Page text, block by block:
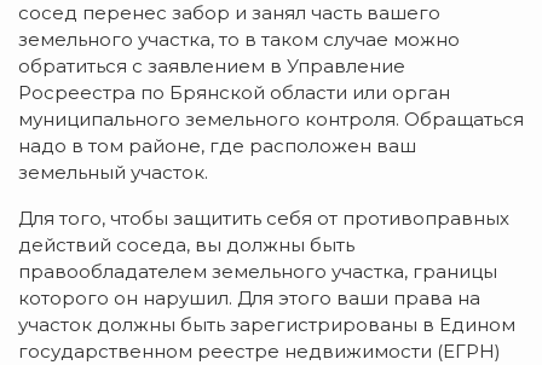
сосед перенес забор и занял часть вашего
земельного участка, то в таком случае можно
обратиться с заявлением в Управление
Росреестра по Брянской области или орган
муниципального земельного контроля. Обращаться
надо в том районе, где расположен ваш
земельный участок.
Для того, чтобы защитить себя от противоправных
действий соседа, вы должны быть
правообладателем земельного участка, границы
которого он нарушил. Для этого ваши права на
участок должны быть зарегистрированы в Едином
государственном реестре недвижимости (ЕГРН)